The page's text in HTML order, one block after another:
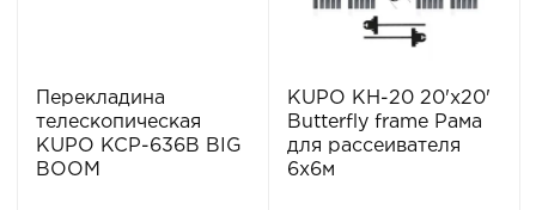
Перекладина
телескопическая
KUPO KCP-636B BIG
BOOM
KUPO KH-20 20'x20'
Butterfly frame Рама
для рассеивателя
6х6м